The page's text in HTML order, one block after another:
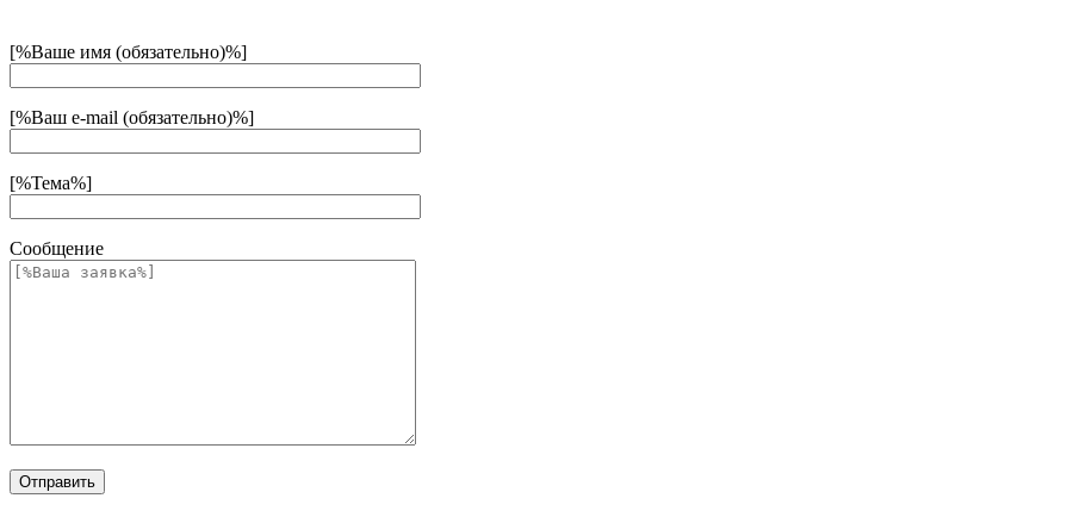
[%Ваше имя (обязательно)%]
[%Ваш e-mail (обязательно)%]
[%Тема%]
Сообщение